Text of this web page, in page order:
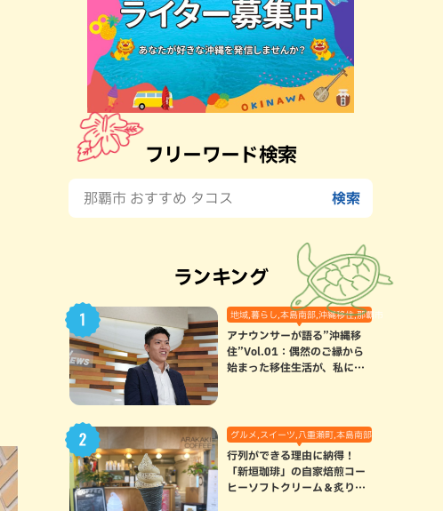
フリーワード検索
ランキング
地域,暮らし,本島南部,沖縄移住,那覇市
アナウンサーが語る”沖縄移
住”Vol.01：偶然のご縁から
始まった移住生活が、私にと
グルメ,スイーツ,八重瀬町,本島南部
行列ができる理由に納得！
「新垣珈琲」の自家焙煎コー
ヒーソフトクリーム＆炙りマ